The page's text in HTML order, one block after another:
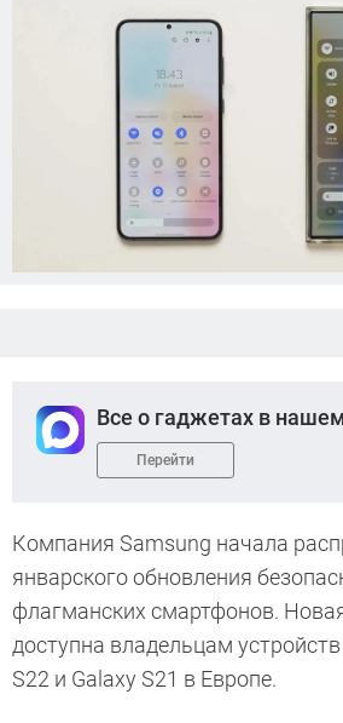
Все о гаджетах в
Перейти
Компания Samsung начала
январского обновления
флагманских смартфонов.
доступна владельцам
S22 и Galaxy S21 в Европе.